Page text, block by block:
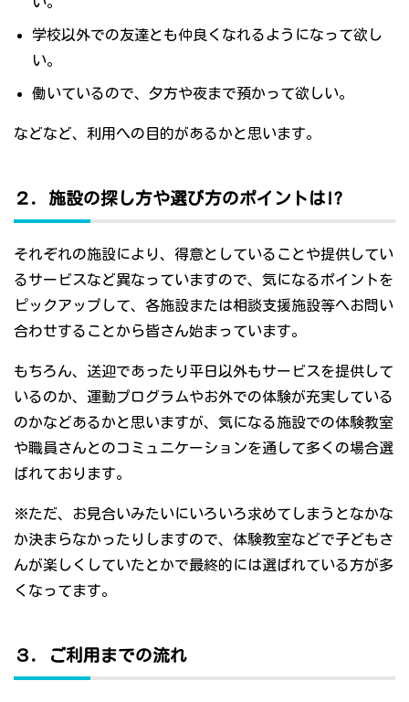
学校以外での友達とも仲良くなれるようになって欲し
い。
働いているので、夕方や夜まで預かって欲しい。
などなど、利用への目的があるかと思います。
２．施設の探し方や選び方のポイントは!?
それぞれの施設により、得意としていることや提供してい
るサービスなど異なっていますので、気になるポイントを
ピックアップして、各施設または相談支援施設等へお問い
合わせすることから皆さん始まっています。
もちろん、送迎であったり平日以外もサービスを提供して
いるのか、運動プログラムやお外での体験が充実している
のかなどあるかと思いますが、気になる施設での体験教室
や職員さんとのコミュニケーションを通して多くの場合選
ばれております。
※ただ、お見合いみたいにいろいろ求めてしまうとなかな
か決まらなかったりしますので、体験教室などで子どもさ
んが楽しくしていたとかで最終的には選ばれている方が多
くなってます。
３．ご利用までの流れ